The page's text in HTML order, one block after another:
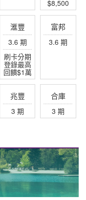
$8,500
滙豐
3.6 期
刷卡分期
登錄最高
回饋$1萬
富邦
3.6 期
兆豐
3 期
合庫
3 期